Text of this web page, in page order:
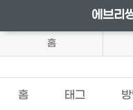
에브리
홈
홈 태그